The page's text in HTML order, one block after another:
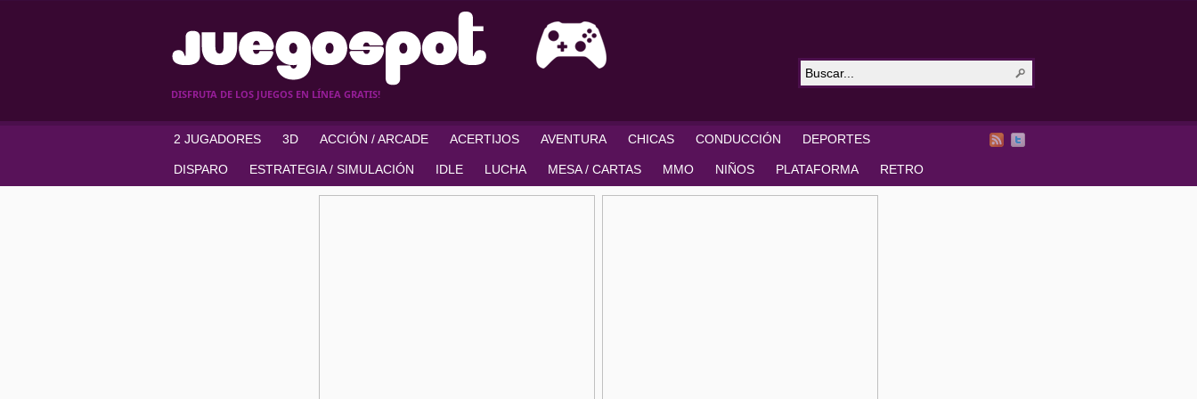
DISFRUTA DE LOS JUEGOS EN LÍNEA GRATIS!
2 JUGADORES 3D ACCIÓN / ARCADE ACERTIJOS AVENTURA CHICAS CONDUCCIÓN DEPORTES
DISPARO ESTRATEGIA / SIMULACIÓN IDLE LUCHA MESA / CARTAS MMO NIÑOS PLATAFORMA RETRO